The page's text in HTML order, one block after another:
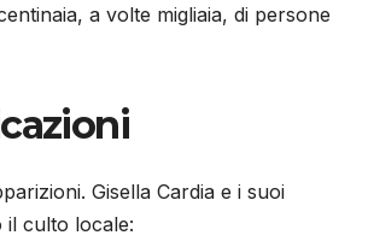
a volte migliaia, di persone
Gisella Cardia e i suoi
il culto locale: